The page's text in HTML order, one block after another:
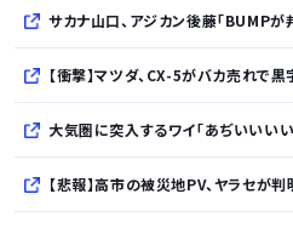
サカナ山口、アジカン後藤「BUMP
【衝撃】マツダ、CX-5がバカ売れで
大気圏に突入するワイ「あぢいいいいい
【悲報】高市の被災地PV、ヤラセが判明してめっち